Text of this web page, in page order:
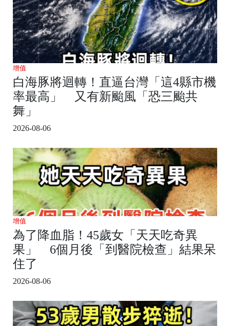
增值
白海豚將迴轉！直逼台灣「這4縣市機
率最高」 又有新颱風「恐三颱共
舞」
2026-08-06
增值
為了降血脂！45歲女「天天吃奇異
果」 6個月後「到醫院檢查」結果呆
住了
2026-08-06